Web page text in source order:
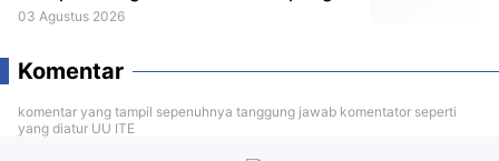
Tempel
03 Agustus 2026
Komentar
komentar yang tampil sepenuhnya tanggung jawab komentator seperti
yang diatur UU ITE